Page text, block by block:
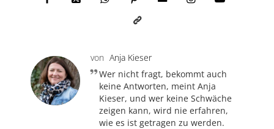
von Anja Kieser
Wer nicht fragt, bekommt auch
keine Antworten, meint Anja
Kieser, und wer keine Schwäche
zeigen kann, wird nie erfahren,
wie es ist getragen zu werden.